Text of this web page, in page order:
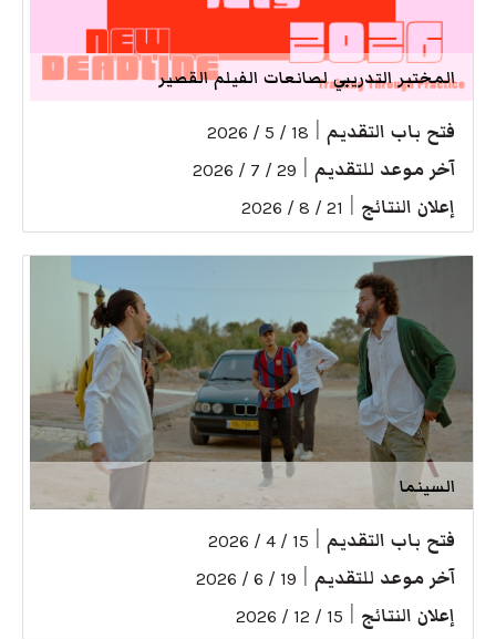
المختبر التدريبي لصانعات الفيلم القصير
فتح باب التقديم 18 / 5 / 2026
آخر موعد للتقديم 29 / 7 / 2026
إعلان النتائج 21 / 8 / 2026
السينما
فتح باب التقديم 15 / 4 / 2026
آخر موعد للتقديم 19 / 6 / 2026
إعلان النتائج 15 / 12 / 2026